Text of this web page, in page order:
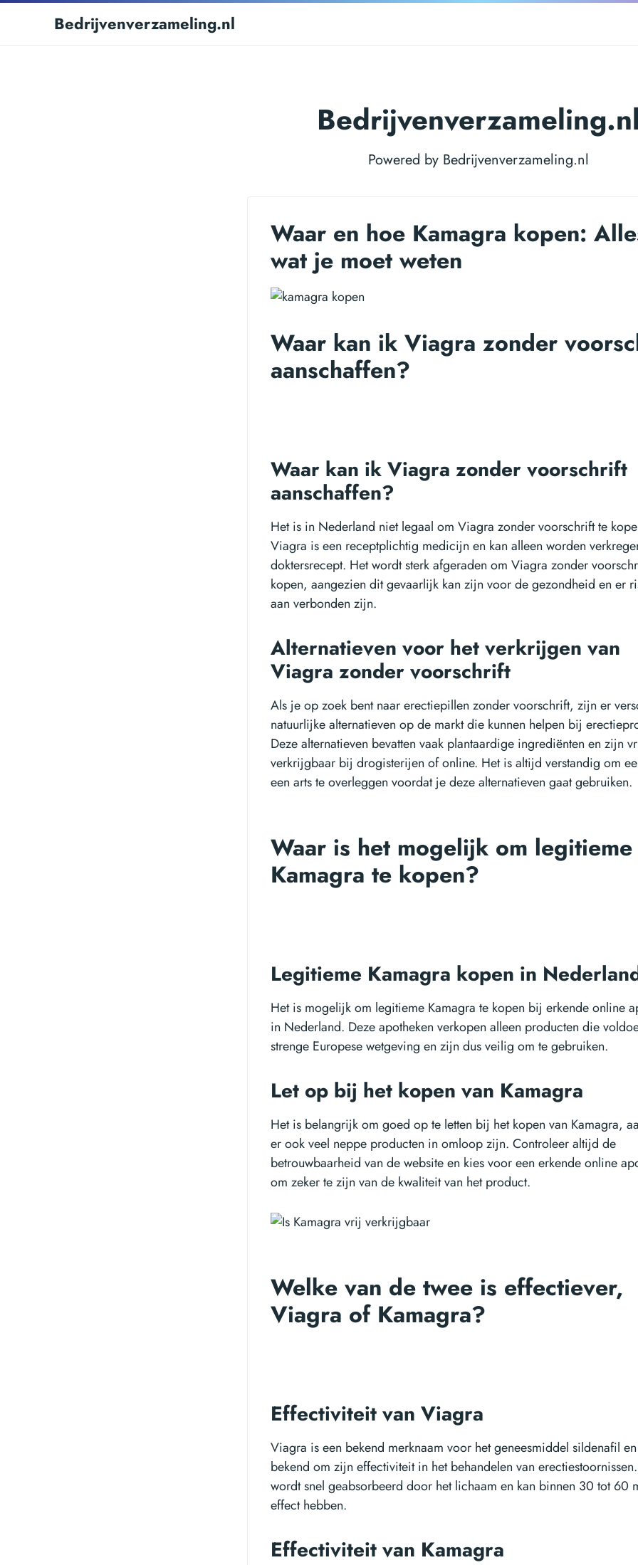
Bedrijvenverzameling.nl
Bedrijvenverzameling.nl
Powered by Bedrijvenverzameling.nl
Waar en hoe Kamagra kopen:
wat je moet weten
Waar kan ik Viagra zonder
aanschaffen?
Waar kan ik Viagra zonder voorschrift
aanschaffen?
Het is in Nederland niet legaal om Viagra zonder voorschrift te
Viagra is een receptplichtig medicijn en kan alleen worden
doktersrecept. Het wordt sterk afgeraden om Viagra zonder
kopen, aangezien dit gevaarlijk kan zijn voor de gezondheid en er
aan verbonden zijn.
Alternatieven voor het verkrijgen van
Viagra zonder voorschrift
Als je op zoek bent naar erectiepillen zonder voorschrift, zijn er
natuurlijke alternatieven op de markt die kunnen helpen bij
Deze alternatieven bevatten vaak plantaardige ingrediënten en zijn
verkrijgbaar bij drogisterijen of online. Het is altijd verstandig om
een arts te overleggen voordat je deze alternatieven gaat gebruiken.
Waar is het mogelijk om legitieme
Kamagra te kopen?
Legitieme Kamagra kopen in
Het is mogelijk om legitieme Kamagra te kopen bij erkende online
in Nederland. Deze apotheken verkopen alleen producten die
strenge Europese wetgeving en zijn dus veilig om te gebruiken.
Let op bij het kopen van Kamagra
Het is belangrijk om goed op te letten bij het kopen van Kamagra,
er ook veel neppe producten in omloop zijn. Controleer altijd de
betrouwbaarheid van de website en kies voor een erkende online
om zeker te zijn van de kwaliteit van het product.
Welke van de twee is effectiever,
Viagra of Kamagra?
Effectiviteit van Viagra
Viagra is een bekend merknaam voor het geneesmiddel sildenafil
bekend om zijn effectiviteit in het behandelen van
wordt snel geabsorbeerd door het lichaam en kan binnen 30 tot 60
effect hebben.
Effectiviteit van Kamagra